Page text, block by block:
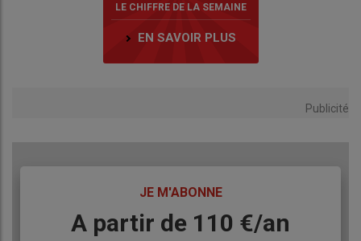
LE CHIFFRE DE LA SEMAINE
EN SAVOIR PLUS
Publicité
JE M'ABONNE
BodyA partir de 110 €/an